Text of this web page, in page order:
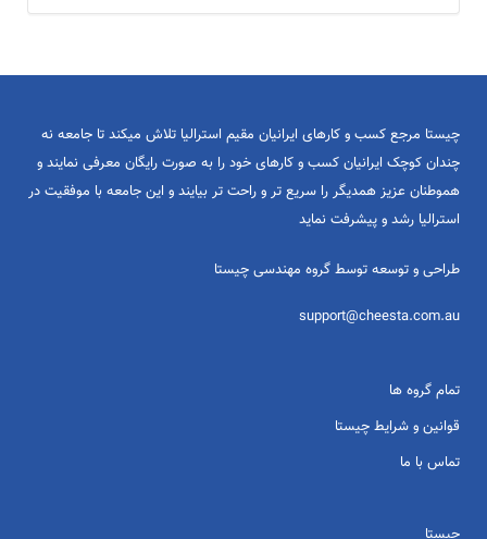
چیستا مرجع کسب و کارهای ایرانیان مقیم استرالیا تلاش میکند تا جامعه نه
چندان کوچک ایرانیان کسب و کارهای خود را به صورت رایگان معرفی نمایند و
هموطنان عزیز همدیگر را سریع تر و راحت تر بیایند و این جامعه با موفقیت در
استرالیا رشد و پیشرفت نماید
طراحی و توسعه توسط گروه مهندسی چیستا
support@cheesta.com.au
تمام گروه ها
قوانین و شرایط چیستا
تماس با ما